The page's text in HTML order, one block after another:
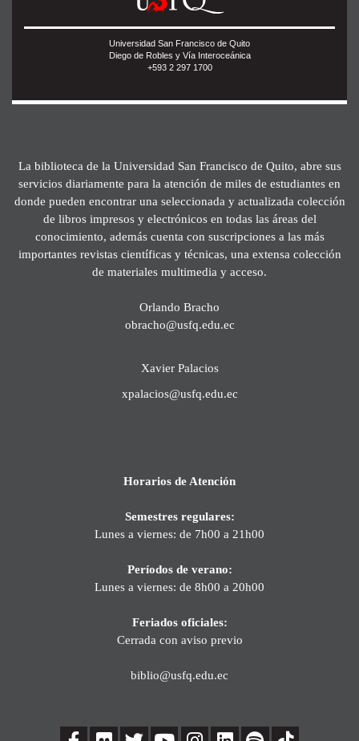
Universidad San Francisco de Quito
Diego de Robles y Vía Interoceánica
+593 2 297 1700
La biblioteca de la Universidad San Francisco de Quito, abre sus
servicios diariamente para la atención de miles de estudiantes en
donde pueden encontrar una seleccionada y actualizada colección
de libros impresos y electrónicos en todas las áreas del
conocimiento, además cuenta con suscripciones a las más
importantes revistas científicas y técnicas, una extensa colección
de materiales multimedia y acceso.
Orlando Bracho
obracho@usfq.edu.ec
Xavier Palacios
xpalacios@usfq.edu.ec
Horarios de Atención
Semestres regulares:
Lunes a viernes: de 7h00 a 21h00
Períodos de verano:
Lunes a viernes: de 8h00 a 20h00
Feriados oficiales:
Cerrada con aviso previo
biblio@usfq.edu.ec